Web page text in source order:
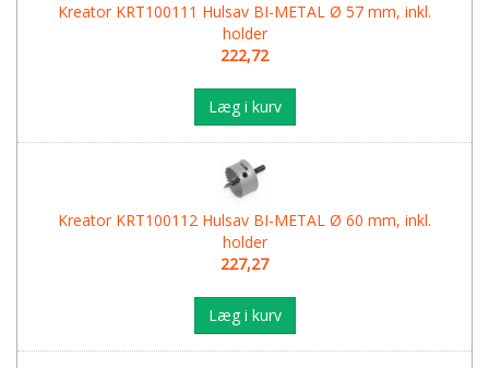
Kreator KRT100111 Hulsav BI-METAL Ø 57 mm, inkl.
holder
222,72
Læg i kurv
Kreator KRT100112 Hulsav BI-METAL Ø 60 mm, inkl.
holder
227,27
Læg i kurv